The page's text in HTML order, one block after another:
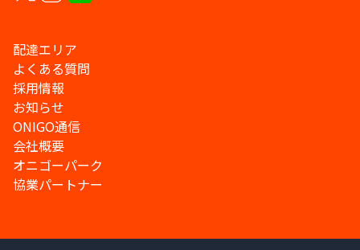
配達エリア
よくある質問
採用情報
お知らせ
ONIGO通信
会社概要
オニゴーパーク
協業パートナー